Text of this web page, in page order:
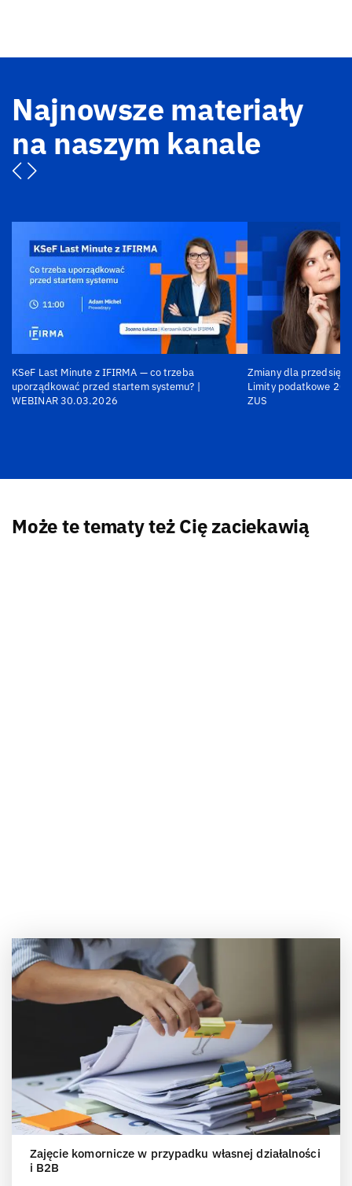
Najnowsze materiały
na naszym kanale
KSeF Last Minute z IFIRMA — co trzeba
uporządkować przed startem systemu? |
WEBINAR 30.03.2026
Zmiany dla
Limity podatkowe
ZUS
Może te tematy też Cię zaciekawią
Zajęcie komornicze w przypadku własnej działalności
i B2B